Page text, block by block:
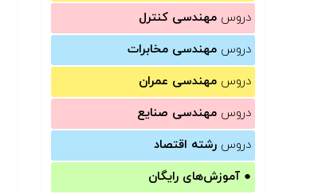
دروس مهندسی کنترل
دروس مهندسی مخابرات
دروس مهندسی عمران
دروس مهندسی صنایع
دروس رشته اقتصاد
● آموزش‌های رایگان